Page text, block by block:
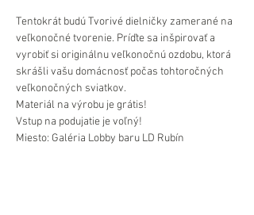
Tentokrát budú Tvorivé dielničky zamerané na
veľkonočné tvorenie. Príďte sa inšpirovať a
vyrobiť si originálnu veľkonočnú ozdobu, ktorá
skrášli vašu domácnosť počas tohtoročných
veľkonočných sviatkov.
Materiál na výrobu je grátis!
Vstup na podujatie je voľný!
Miesto: Galéria Lobby baru LD Rubín